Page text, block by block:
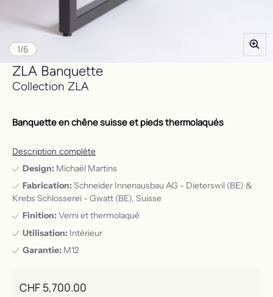
1/
de6
ZLA Banquette
Collection ZLA
Banquette en chêne suisse et pieds thermolaqués
Description complète
Design: Michaël Martins
Fabrication:Schneider Innenausbau AG - Dieterswil (BE) &
Krebs Schlosserei - Gwatt (BE), Suisse
Finition: Verni et thermolaqué
Utilisation: Intérieur
Garantie: M12
Prix ​​régulier
CHF 5,700.00